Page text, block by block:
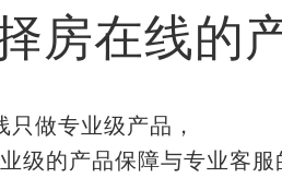
房在线的
只做专业级产品，
级的产品保障与专业客服